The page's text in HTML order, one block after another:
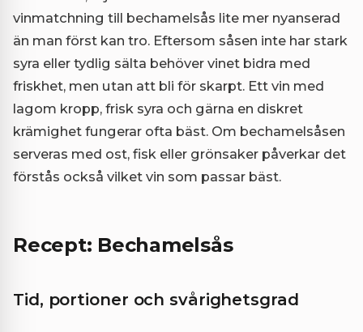
vinmatchning till bechamelsås lite mer nyanserad
än man först kan tro. Eftersom såsen inte har stark
syra eller tydlig sälta behöver vinet bidra med
friskhet, men utan att bli för skarpt. Ett vin med
lagom kropp, frisk syra och gärna en diskret
krämighet fungerar ofta bäst. Om bechamelsåsen
serveras med ost, fisk eller grönsaker påverkar det
förstås också vilket vin som passar bäst.
Recept: Bechamelsås
Tid, portioner och svårighetsgrad